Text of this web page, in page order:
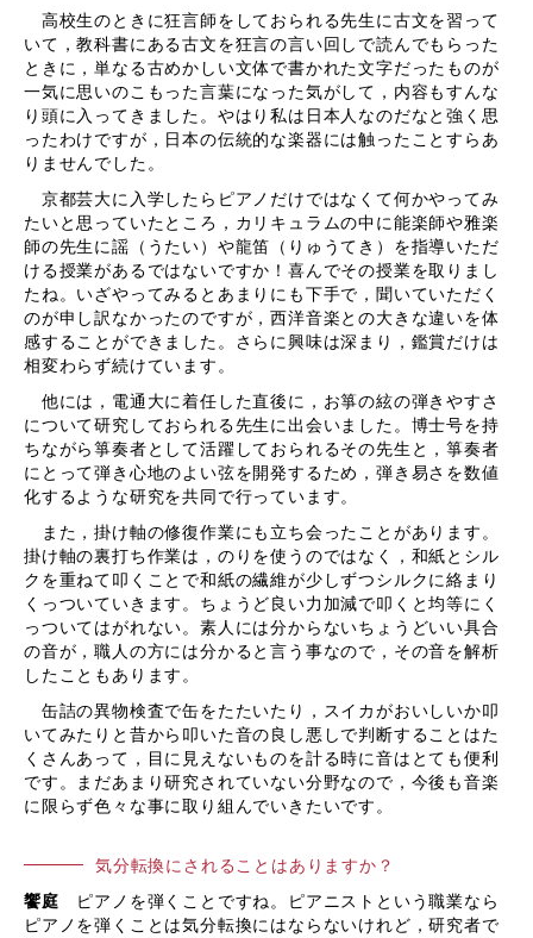
高校生のときに狂言師をしておられる先生に古文を習って
いて，教科書にある古文を狂言の言い回しで読んでもらった
ときに，単なる古めかしい文体で書かれた文字だったものが
一気に思いのこもった言葉になった気がして，内容もすんな
り頭に入ってきました。やはり私は日本人なのだなと強く思
ったわけですが，日本の伝統的な楽器には触ったことすらあ
りませんでした。
京都芸大に入学したらピアノだけではなくて何かやってみ
たいと思っていたところ，カリキュラムの中に能楽師や雅楽
師の先生に謡（うたい）や龍笛（りゅうてき）を指導いただ
ける授業があるではないですか！喜んでその授業を取りまし
たね。いざやってみるとあまりにも下手で，聞いていただく
のが申し訳なかったのですが，西洋音楽との大きな違いを体
感することができました。さらに興味は深まり，鑑賞だけは
相変わらず続けています。
他には，電通大に着任した直後に，お箏の絃の弾きやすさ
について研究しておられる先生に出会いました。博士号を持
ちながら箏奏者として活躍しておられるその先生と，箏奏者
にとって弾き心地のよい弦を開発するため，弾き易さを数値
化するような研究を共同で行っています。
また，掛け軸の修復作業にも立ち会ったことがあります。
掛け軸の裏打ち作業は，のりを使うのではなく，和紙とシル
クを重ねて叩くことで和紙の繊維が少しずつシルクに絡まり
くっついていきます。ちょうど良い力加減で叩くと均等にく
っついてはがれない。素人には分からないちょうどいい具合
の音が，職人の方には分かると言う事なので，その音を解析
したこともあります。
缶詰の異物検査で缶をたたいたり，スイカがおいしいか叩
いてみたりと昔から叩いた音の良し悪しで判断することはた
くさんあって，目に見えないものを計る時に音はとても便利
です。まだあまり研究されていない分野なので，今後も音楽
に限らず色々な事に取り組んでいきたいです。
気分転換にされることはありますか？
饗庭 ピアノを弾くことですね。ピアニストという職業なら
ピアノを弾くことは気分転換にはならないけれど，研究者で